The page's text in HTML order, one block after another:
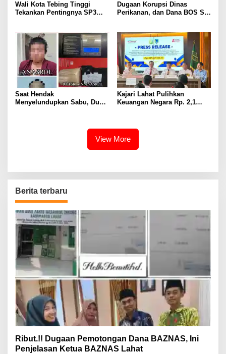
Wali Kota Tebing Tinggi
Tekankan Pentingnya SP3
Dugaan Korupsi Dinas
Perikanan, dan Dana BOS SD
Saat Hendak
Menyelundupkan Sabu, Dua
Kajari Lahat Pulihkan
Keuangan Negara Rp. 2,1
View More
Berita terbaru
Ribut.!! Dugaan Pemotongan Dana BAZNAS, Ini
Penjelasan Ketua BAZNAS Lahat